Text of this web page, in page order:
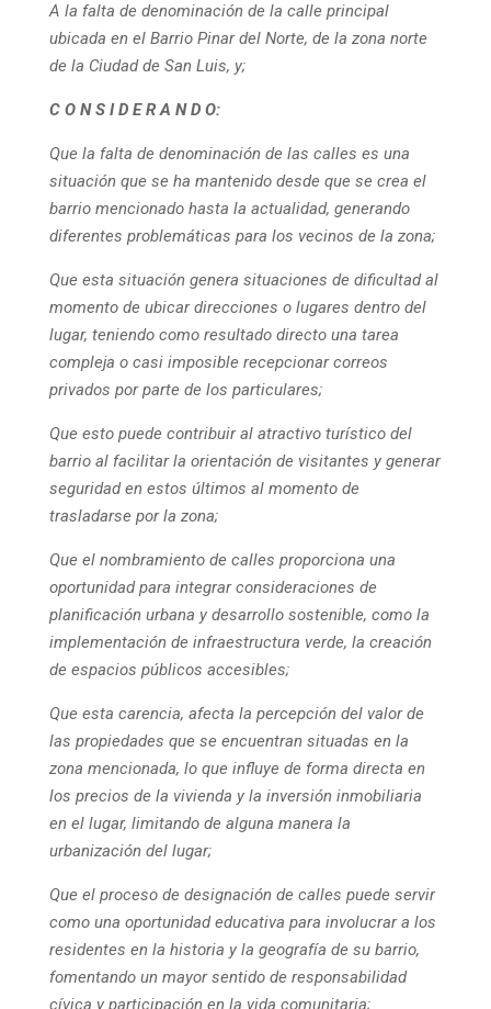
A la falta de denominación de la calle principal
ubicada en el Barrio Pinar del Norte, de la zona norte
de la Ciudad de San Luis, y;
C O N S I D E R A N D O:
Que la falta de denominación de las calles es una
situación que se ha mantenido desde que se crea el
barrio mencionado hasta la actualidad, generando
diferentes problemáticas para los vecinos de la zona;
Que esta situación genera situaciones de dificultad al
momento de ubicar direcciones o lugares dentro del
lugar, teniendo como resultado directo una tarea
compleja o casi imposible recepcionar correos
privados por parte de los particulares;
Que esto puede contribuir al atractivo turístico del
barrio al facilitar la orientación de visitantes y generar
seguridad en estos últimos al momento de
trasladarse por la zona;
Que el nombramiento de calles proporciona una
oportunidad para integrar consideraciones de
planificación urbana y desarrollo sostenible, como la
implementación de infraestructura verde, la creación
de espacios públicos accesibles;
Que esta carencia, afecta la percepción del valor de
las propiedades que se encuentran situadas en la
zona mencionada, lo que influye de forma directa en
los precios de la vivienda y la inversión inmobiliaria
en el lugar, limitando de alguna manera la
urbanización del lugar;
Que el proceso de designación de calles puede servir
como una oportunidad educativa para involucrar a los
residentes en la historia y la geografía de su barrio,
fomentando un mayor sentido de responsabilidad
cívica y participación en la vida comunitaria;